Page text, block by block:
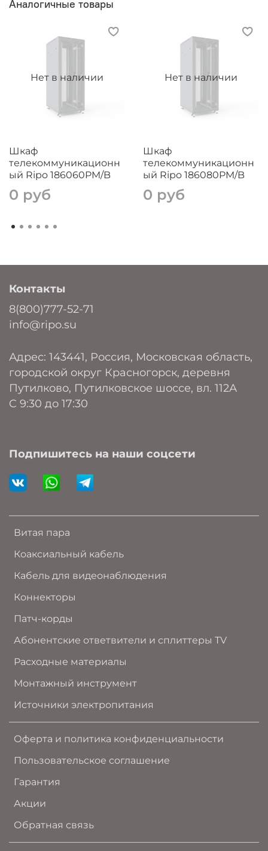
Аналогичные товары
Нет в наличии
Шкаф
телекоммуникационн
ый Ripo 186060PM/B
0 руб
Нет в наличии
Шкаф
телекоммуникационн
ый Ripo 186080PM/B
0 руб
Витая пара
Коаксиальный кабель
Кабель для видеонаблюдения
Коннекторы
Патч-корды
Абонентские ответвители и сплиттеры TV
Расходные материалы
Монтажный инструмент
Источники электропитания
Оферта и политика конфиденциальности
Пользовательское соглашение
Гарантия
Акции
Обратная связь
Контакты
8(800)777-52-71
info@ripo.su
Адрес: 143441, Россия, Московская область,
городской округ Красногорск, деревня
Путилково, Путилковское шоссе, вл. 112А
C 9:30 до 17:30
Подпишитесь на наши соцсети